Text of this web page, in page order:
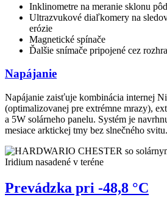
Inklinometre na meranie sklonu
Ultrazvukové diaľkomery na
erózie
Magnetické spínače
Ďalšie snímače pripojené cez
Napájanie
Napájanie zaisťuje kombinácia internej
(optimalizovanej pre extrémne mrazy),
a 5W solárneho panelu. Systém je
mesiace arktickej tmy bez slnečného svitu.
Prevádzka pri -48,8 °C